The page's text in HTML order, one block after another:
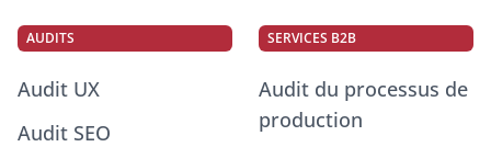
AUDITS
Audit UX
Audit SEO
SERVICES B2B
Audit du processus de
production